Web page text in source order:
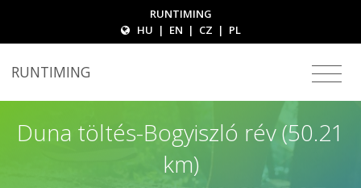
RUNTIMING
HU | EN | CZ | PL
RUNTIMING
Duna töltés-Bogyiszló rév (50.21
km)